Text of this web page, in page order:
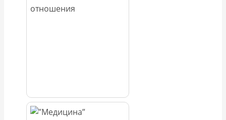
отношения